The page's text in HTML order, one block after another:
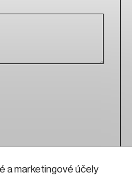
a marketingové účely
09:43